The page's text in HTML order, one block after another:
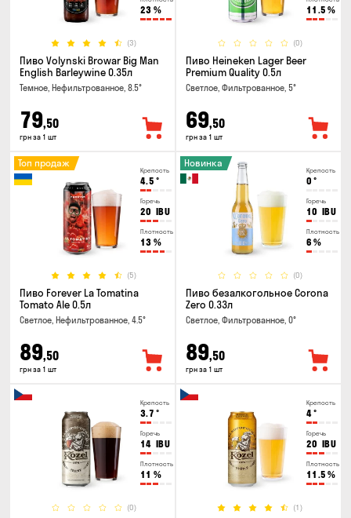
23 %
(3)
Пиво Volynski Browar Big Man
English Barleywine 0.35л
Темное, Нефильтрованное, 8.5°
79,50
грн за 1 шт
11.5 %
(0)
Пиво Heineken Lager Beer
Premium Quality 0.5л
Светлое, Фильтрованное, 5°
69,50
грн за 1 шт
Крепость
4.5 °
Горечь
20 IBU
Плотность
13 %
(5)
Топ продаж
Пиво Forever La Tomatina
Tomato Ale 0.5л
Светлое, Нефильтрованное, 4.5°
89,50
грн за 1 шт
Крепость
0 °
Горечь
10 IBU
Плотность
6 %
(0)
Новинка
Пиво безалкогольное Corona
Zero 0.33л
Светлое, Фильтрованное, 0°
89,50
грн за 1 шт
Крепость
3.7 °
Горечь
14 IBU
Плотность
11 %
(0)
Крепость
4°
Горечь
20 IBU
Плотность
11.5 %
(1)